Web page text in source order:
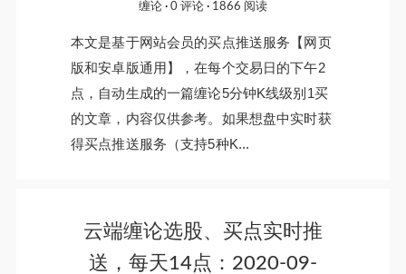
缠论
0 评论 1866 阅读
本文是基于网站会员的买点推送服务【网页
版和安卓版通用】，在每个交易日的下午2
点，自动生成的一篇缠论5分钟K线级别1买
的文章，内容仅供参考。如果想盘中实时获
得买点推送服务（支持5种K...
云端缠论选股、买点实时推
送，每天14点：2020-09-